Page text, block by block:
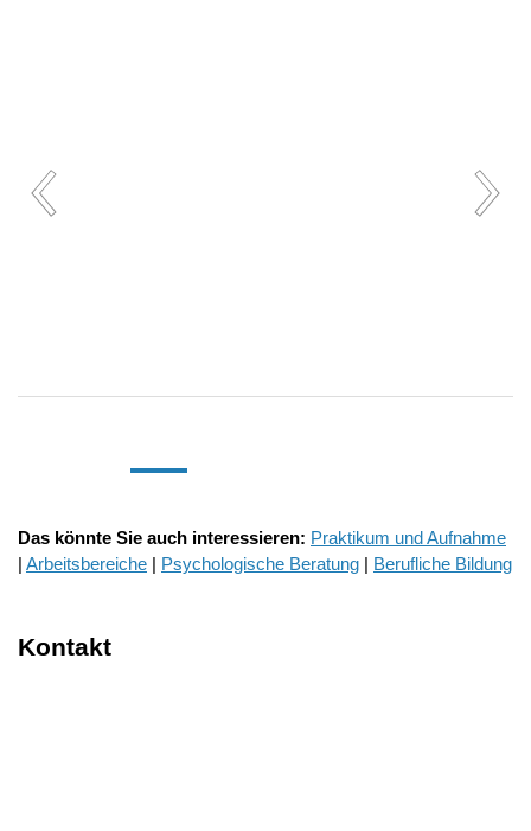
Das könnte Sie auch interessieren: Praktikum und Aufnahme
| Arbeitsbereiche | Psychologische Beratung | Berufliche Bildung
Kontakt